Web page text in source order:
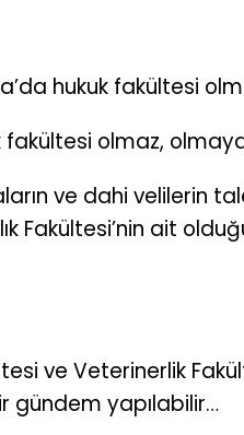
hukuk fakültesi
fakültesi olmaz,
ve dahi velilerin
Fakültesi’nin ait
ve Veterinerlik
gündem yapılabilir…